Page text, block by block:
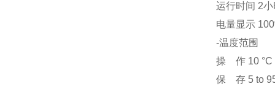
运行时间 2小
电量显示
-温度范围
操 作 10 °C
保 存 5 to